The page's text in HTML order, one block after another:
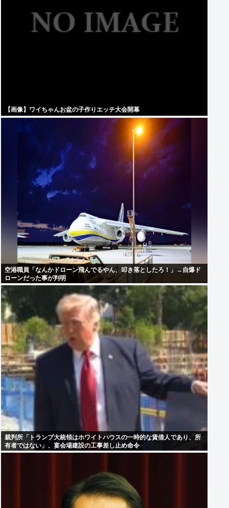
【画像】ワイちゃんお盆の子作りエッチ大会開幕
空港職員「なんかドローン飛んでるやん、叩き落としたろ！」→自爆ド
ローンだった事が判明
裁判所「トランプ大統領はホワイトハウスの一時的な賃借人であり、所
有者ではない」、宴会場建設の工事差し止め命令